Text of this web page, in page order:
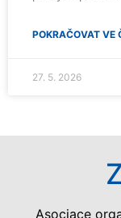
POKRAČOVAT VE
27. 5. 2026
Asociace